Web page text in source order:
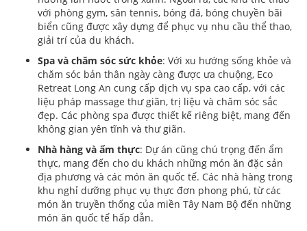
với phòng gym, sân tennis, bóng đá, bóng chuyền bãi
biển cũng được xây dựng để phục vụ nhu cầu thể thao,
giải trí của du khách.
Spa và chăm sóc sức khỏe: Với xu hướng sống khỏe và
chăm sóc bản thân ngày càng được ưa chuộng, Eco
Retreat Long An cung cấp dịch vụ spa cao cấp, với các
liệu pháp massage thư giãn, trị liệu và chăm sóc sắc
đẹp. Các phòng spa được thiết kế riêng biệt, mang đến
không gian yên tĩnh và thư giãn.
Nhà hàng và ẩm thực: Dự án cũng chú trọng đến ẩm
thực, mang đến cho du khách những món ăn đặc sản
địa phương và các món ăn quốc tế. Các nhà hàng trong
khu nghỉ dưỡng phục vụ thực đơn phong phú, từ các
món ăn truyền thống của miền Tây Nam Bộ đến những
món ăn quốc tế hấp dẫn.